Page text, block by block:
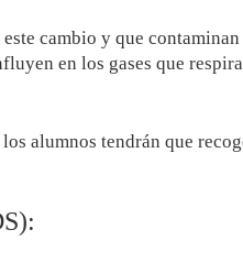
cambio y que
en los gases que
alumnos tendrán que